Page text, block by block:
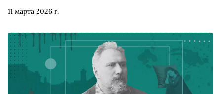
11 марта 2026 г.